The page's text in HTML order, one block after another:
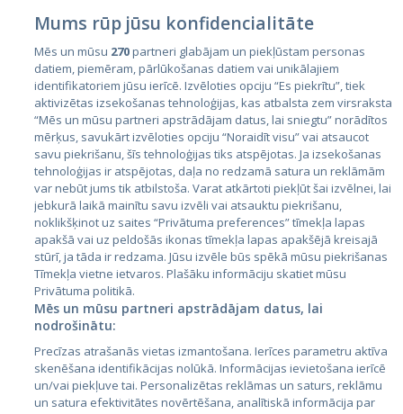
Страны
Эстония
Латвия
Литва
City24.lv
City24.ee
GetaPro.lv
GetaPro.ee
Kainos.lt
Paslaugos.lt
auto24.ee
Mums rūp jūsu konfidencialitāte
Mēs un mūsu 270partneri glabājam un piekļūstam personas
datiem, piemēram, pārlūkošanas datiem vai unikālajiem
identifikatoriem jūsu ierīcē. Izvēloties opciju “Es piekrītu”, tiek
aktivizētas izsekošanas tehnoloģijas, kas atbalsta zem virsraksta
“Mēs un mūsu partneri apstrādājam datus, lai sniegtu” norādītos
mērķus, savukārt izvēloties opciju “Noraidīt visu” vai atsaucot
savu piekrišanu, šīs tehnoloģijas tiks atspējotas. Ja izsekošanas
tehnoloģijas ir atspējotas, daļa no redzamā satura un reklāmām
var nebūt jums tik atbilstoša. Varat atkārtoti piekļūt šai izvēlnei, lai
jebkurā laikā mainītu savu izvēli vai atsauktu piekrišanu,
noklikšķinot uz saites “Privātuma preferences” tīmekļa lapas
apakšā vai uz peldošās ikonas tīmekļa lapas apakšējā kreisajā
stūrī, ja tāda ir redzama. Jūsu izvēle būs spēkā mūsu piekrišanas
Tīmekļa vietne ietvaros. Plašāku informāciju skatiet mūsu
Privātuma politikā.
Mēs un mūsu partneri apstrādājam datus, lai
nodrošinātu:
Precīzas atrašanās vietas izmantošana. Ierīces parametru aktīva
skenēšana identifikācijas nolūkā. Informācijas ievietošana ierīcē
un/vai piekļuve tai. Personalizētas reklāmas un saturs, reklāmu
un satura efektivitātes novērtēšana, analītiskā informācija par